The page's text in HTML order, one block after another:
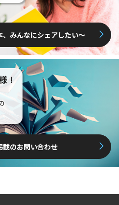
、みんなにシェアしたい〜
！
載のお問い合わせ